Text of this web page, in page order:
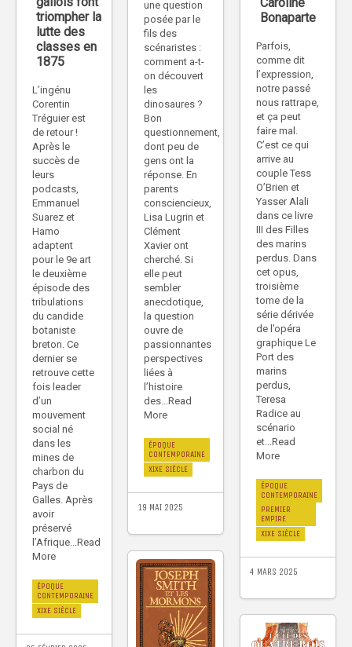
une question
posée par le
fils des
scénaristes :
comment a-t-
on découvert
les
dinosaures ?
Bon
questionnement,
dont peu de
gens ont la
réponse. En
parents
consciencieux,
Lisa Lugrin et
Clément
Xavier ont
cherché. Si
elle peut
sembler
anecdotique,
la question
ouvre de
passionnantes
perspectives
liées à
l’histoire
des...Read
More
ÉPOQUE
CONTEMPORAINE
XIXE SIÈCLE
19 MAI 2025
Bonaparte
Parfois,
comme dit
l’expression,
notre passé
nous rattrape,
et ça peut
faire mal.
C’est ce qui
arrive au
couple Tess
O’Brien et
Yasser Alali
dans ce livre
III des Filles
des marins
perdus. Dans
cet opus,
troisième
tome de la
série dérivée
de l’opéra
graphique Le
Port des
marins
perdus,
Teresa
Radice au
scénario
et...Read
More
ÉPOQUE
CONTEMPORAINE
PREMIER
EMPIRE
XIXE SIÈCLE
4 MARS 2025
triompher la
lutte des
classes en
1875
L’ingénu
Corentin
Tréguier est
de retour !
Après le
succès de
leurs
podcasts,
Emmanuel
Suarez et
Hamo
adaptent
pour le 9e art
le deuxième
épisode des
tribulations
du candide
botaniste
breton. Ce
dernier se
retrouve cette
fois leader
d’un
mouvement
social né
dans les
mines de
charbon du
Pays de
Galles. Après
avoir
préservé
l’Afrique...Read
More
ÉPOQUE
CONTEMPORAINE
XIXE SIÈCLE